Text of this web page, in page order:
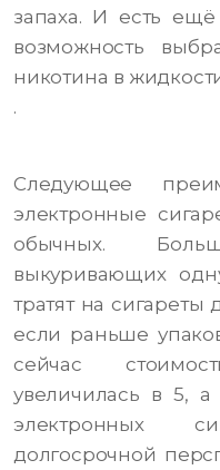
запаха. И есть
возможность
никотина в
.
Следующее
электронные
обычных.
выкуривающих
тратят на сигареты
если раньше
сейчас
увеличилась в 5,
электронных
долгосрочной